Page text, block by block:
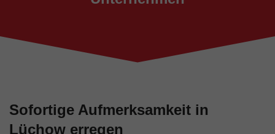
Sofortige Aufmerksamkeit in
Lüchow erregen